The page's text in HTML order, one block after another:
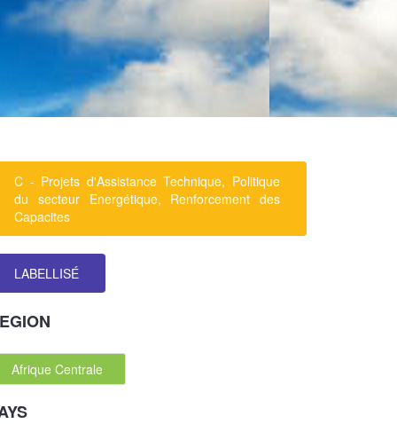
C - Projets d'Assistance Technique, Politique
du secteur Energétique, Renforcement des
Capacites
LABELLISÉ
Afrique Centrale